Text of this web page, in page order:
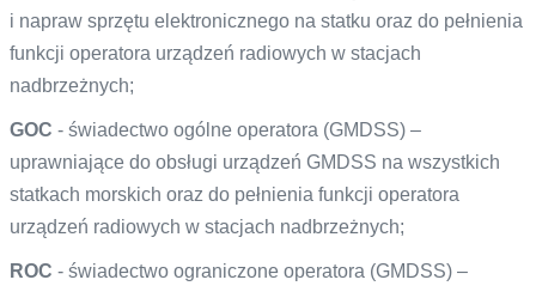
i napraw sprzętu elektronicznego na statku oraz do pełnienia
funkcji operatora urządzeń radiowych w stacjach
nadbrzeżnych;
GOC - świadectwo ogólne operatora (GMDSS) –
uprawniające do obsługi urządzeń GMDSS na wszystkich
statkach morskich oraz do pełnienia funkcji operatora
urządzeń radiowych w stacjach nadbrzeżnych;
ROC - świadectwo ograniczone operatora (GMDSS) –